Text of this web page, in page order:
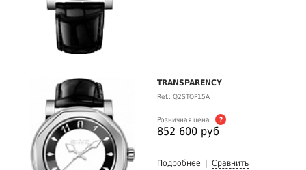
TRANSPARENCY
Ref.: Q2STOP15A
Розничная цена ?
852 600 руб
Подробнее Сравнить